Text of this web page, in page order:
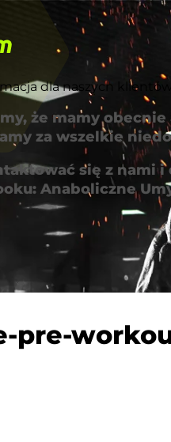
pre-
dla naszych
że mamy
za wszelkie
się z nami
Anaboliczne